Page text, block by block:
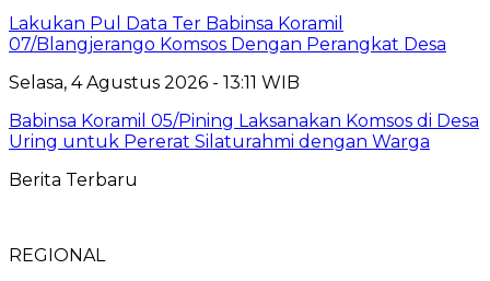
Lakukan Pul Data Ter Babinsa Koramil
07/Blangjerango Komsos Dengan Perangkat Desa
Selasa, 4 Agustus 2026 - 13:11 WIB
Babinsa Koramil 05/Pining Laksanakan Komsos di Desa
Uring untuk Pererat Silaturahmi dengan Warga
Berita Terbaru
REGIONAL